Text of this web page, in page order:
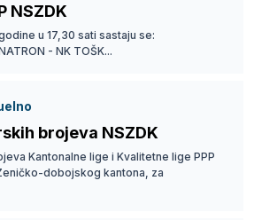
NSZDK
u 17,30 sati sastaju se:
- NK TOŠK...
brojeva NSZDK
Kantonalne lige i Kvalitetne lige PPP
dobojskog kantona, za